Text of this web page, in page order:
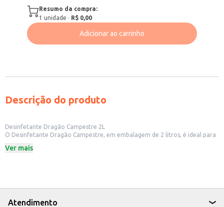
Resumo da compra:
1 unidade · R$ 0,00
Adicionar ao carrinho
Descrição do produto
Desinfetante Dragão Campestre 2L
O Desinfetante Dragão Campestre, em embalagem de 2 litros, é ideal para
é projetada para eliminar germes e bactérias, deixando um agradável
garantindo a higiene e o bem-estar.
Limpeza geral: para diversos tipos de superfícies, como pisos, azulejos e
Ver mais
Atendimento